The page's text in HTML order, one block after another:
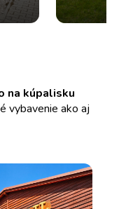
na kúpalisku
vybavenie ako aj